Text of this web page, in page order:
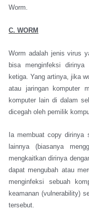
Worm.
C. WORM
Worm adalah jenis virus
bisa menginfeksi
ketiga. Yang artinya, jika
atau jaringan komputer
komputer lain di dalam
dicegah oleh pemilik
Ia membuat copy dirinya
lainnya (biasanya
mengkaitkan dirinya
dapat mengubah atau
menginfeksi sebuah
keamanan (vulnerability)
tersebut.